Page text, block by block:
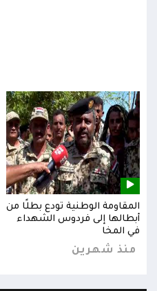
المقاومة الوطنية تودع بطلًا من
أبطالها إلى فردوس الشهداء
في المخا
منذ شهرين